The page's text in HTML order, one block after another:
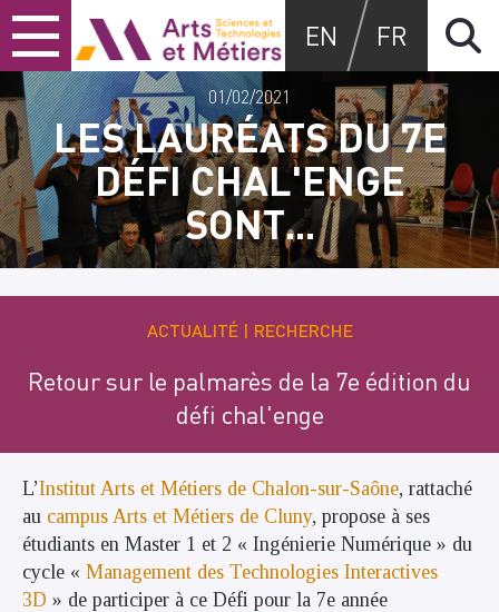
Skip
to
content
Skip
to
main
menu
Skip
to
search
Arts et métiers
EN FR
LES LAURÉATS DU 7E
DÉFI CHAL'ENGE
SONT...
01/02/2021
ACTUALITÉ RECHERCHE
Retour sur le palmarès de la 7e édition du
défi chal'enge
L’Institut Arts et Métiers de Chalon-sur-Saône, rattaché
au campus Arts et Métiers de Cluny, propose à ses
étudiants en Master 1 et 2 « Ingénierie Numérique » du
cycle « Management des Technologies Interactives
3D » de participer à ce Défi pour la 7e année